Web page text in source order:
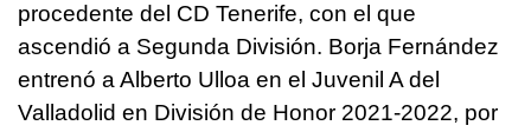
procedente del CD Tenerife, con el que
ascendió a Segunda División. Borja Fernández
entrenó a Alberto Ulloa en el Juvenil A del
Valladolid en División de Honor 2021-2022, por